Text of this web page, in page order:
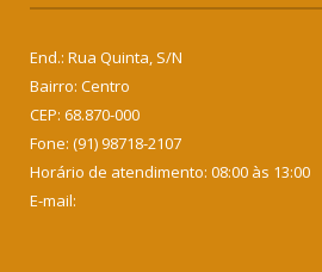
End.: Rua Quinta, S/N
Bairro: Centro
CEP: 68.870-000
Fone: (91) 98718-2107
Horário de atendimento: 08:00 às 13:00
E-mail: